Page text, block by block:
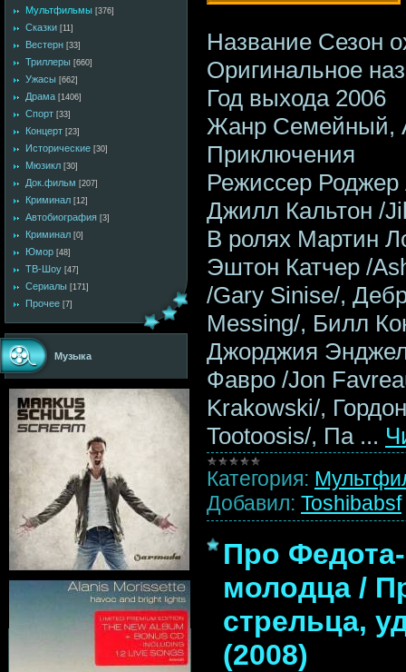
Мультфильмы [376]
Сказки [11]
Вестерн [33]
Триллеры [660]
Ужасы [662]
Драма [1406]
Спорт [33]
Концерт [23]
Исторические [30]
Мюзикл [30]
Док.фильм [207]
Криминал [12]
Автобиография [3]
Криминал [0]
Юмор [48]
ТВ-Шоу [47]
Сериалы [171]
Прочее [7]
Музыка
Название Сезон
Оригинальное
Год выхода 2006
Жанр Семейный,
Приключения
Режиссер
Джилл Кальтон /
В ролях Мартин
Эштон Катчер /
/Gary Sinise/,
Messing/, Билл
Джорджия
Фавро /Jon
Krakowski/,
Tootoosis/, Па ...
Категория:
Добавил: Toshibabsf
Про
молодца /
стрельца,
(2008)